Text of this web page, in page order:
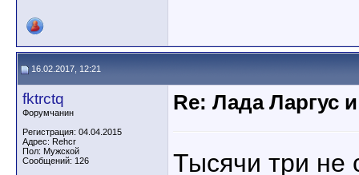
16.02.2017, 12:21
fktrctq
Форумчанин
Регистрация: 04.04.2015
Адрес: Rehcr
Пол: Мужской
Сообщений: 126
Re: Лада Ларгус
Тысячи три не